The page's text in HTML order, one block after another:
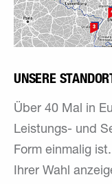
UNSERE
Über 40 Mal in
Leistungs- und
Form einmalig
Ihrer Wahl